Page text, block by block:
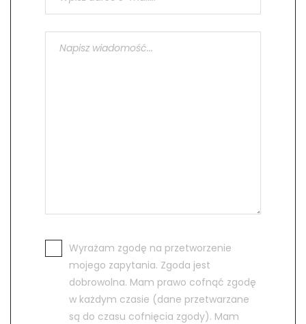
Wyrażam zgodę na przetworzenie
mojego zapytania. Zgoda jest
dobrowolna. Mam prawo cofnąć zgodę
w każdym czasie (dane przetwarzane
są do czasu cofnięcia zgody). Mam